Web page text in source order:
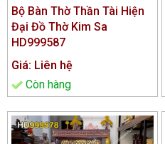
Bộ Bàn Thờ Thần Tài Hiện
Đại Đồ Thờ Kim Sa
HD999587
Giá: Liên hệ
Còn hàng